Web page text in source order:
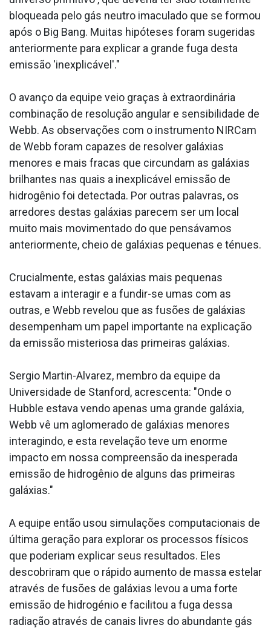
bloqueada pelo gás neutro imaculado que se formou
após o Big Bang. Muitas hipóteses foram sugeridas
anteriormente para explicar a grande fuga desta
emissão 'inexplicável'."
O avanço da equipe veio graças à extraordinária
combinação de resolução angular e sensibilidade de
Webb. As observações com o instrumento NIRCam
de Webb foram capazes de resolver galáxias
menores e mais fracas que circundam as galáxias
brilhantes nas quais a inexplicável emissão de
hidrogênio foi detectada. Por outras palavras, os
arredores destas galáxias parecem ser um local
muito mais movimentado do que pensávamos
anteriormente, cheio de galáxias pequenas e ténues.
Crucialmente, estas galáxias mais pequenas
estavam a interagir e a fundir-se umas com as
outras, e Webb revelou que as fusões de galáxias
desempenham um papel importante na explicação
da emissão misteriosa das primeiras galáxias.
Sergio Martin-Alvarez, membro da equipe da
Universidade de Stanford, acrescenta: "Onde o
Hubble estava vendo apenas uma grande galáxia,
Webb vê um aglomerado de galáxias menores
interagindo, e esta revelação teve um enorme
impacto em nossa compreensão da inesperada
emissão de hidrogênio de alguns das primeiras
galáxias."
A equipe então usou simulações computacionais de
última geração para explorar os processos físicos
que poderiam explicar seus resultados. Eles
descobriram que o rápido aumento de massa estelar
através de fusões de galáxias levou a uma forte
emissão de hidrogénio e facilitou a fuga dessa
radiação através de canais livres do abundante gás